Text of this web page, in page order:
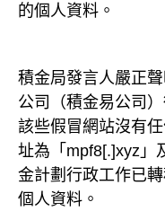
的個人資料。
積金局發言人嚴正
公司（積金易公司
該些假冒網站沒有
址為「 mpf8[.]xyz 」
金計劃行政工作已
個人資料。